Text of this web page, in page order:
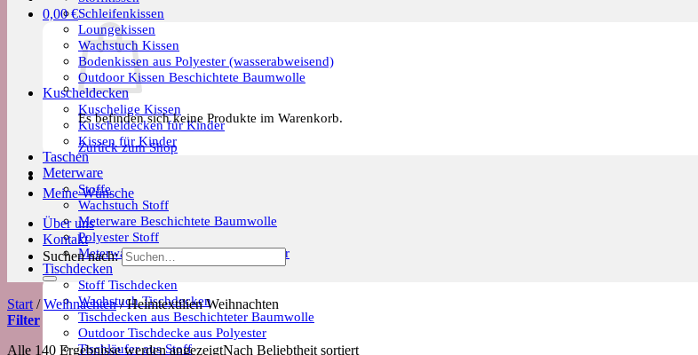
Schleifenkissen
Loungekissen
Wachstuch Kissen
Bodenkissen aus Polyester (wasserabweisend)
Outdoor Kissen Beschichtete Baumwolle
Kuscheldecken
Kuschelige Kissen
Kuscheldecken für Kinder
Kissen für Kinder
Taschen
Meterware
Stoffe
Wachstuch Stoff
Meterware Beschichtete Baumwolle
Polyester Stoff
Meterware Trends & Saisonale Muster
Tischdecken
Stoff Tischdecken
Wachstuch Tischdecken
Tischdecken aus Beschichteter Baumwolle
Outdoor Tischdecke aus Polyester
Tischläufer aus Stoff
0,00€
Es befinden sich keine Produkte im Warenkorb.
Zurück zum Shop
Meine Wünsche
Über uns
Kontakt
Suchen nach:
Start / Weihnachten /Heimtextilien Weihnachten
Filter
Alle 140 Ergebnisse werden angezeigtNach Beliebtheit sortiert